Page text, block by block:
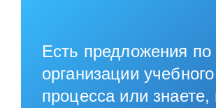
Есть предложения по
организации учебного
процесса или знаете,